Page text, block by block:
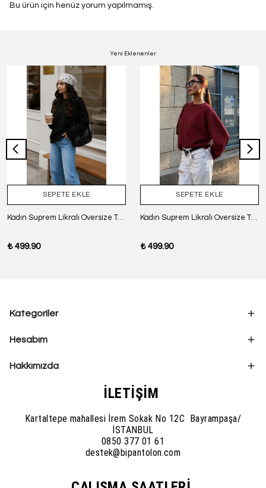
Bu ürün için henüz yorum yapılmamış.
Yeni Eklenenler
SEPETE EKLE
Kadın Suprem Likralı Oversize T-Shirt - SİYAH
₺ 499.90
SEPETE EKLE
Kadın Suprem Likralı Oversize T-Shirt - BORDO
₺ 499.90
Kategoriler
Hesabım
Hakkımızda
İLETİŞİM
Kartaltepe mahallesi İrem Sokak No 12C Bayrampaşa/
İSTANBUL
0850 377 01 61
destek@bipantolon.com